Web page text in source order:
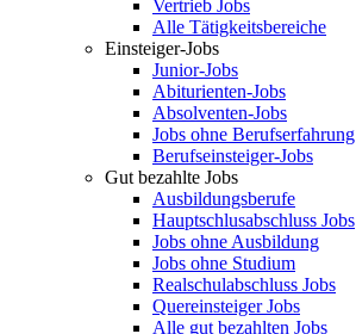
Vertrieb Jobs
Alle Tätigkeitsbereiche
Einsteiger-Jobs
Junior-Jobs
Abiturienten-Jobs
Absolventen-Jobs
Jobs ohne Berufserfahrung
Berufseinsteiger-Jobs
Gut bezahlte Jobs
Ausbildungsberufe
Hauptschlusabschluss Jobs
Jobs ohne Ausbildung
Jobs ohne Studium
Realschulabschluss Jobs
Quereinsteiger Jobs
Alle gut bezahlten Jobs